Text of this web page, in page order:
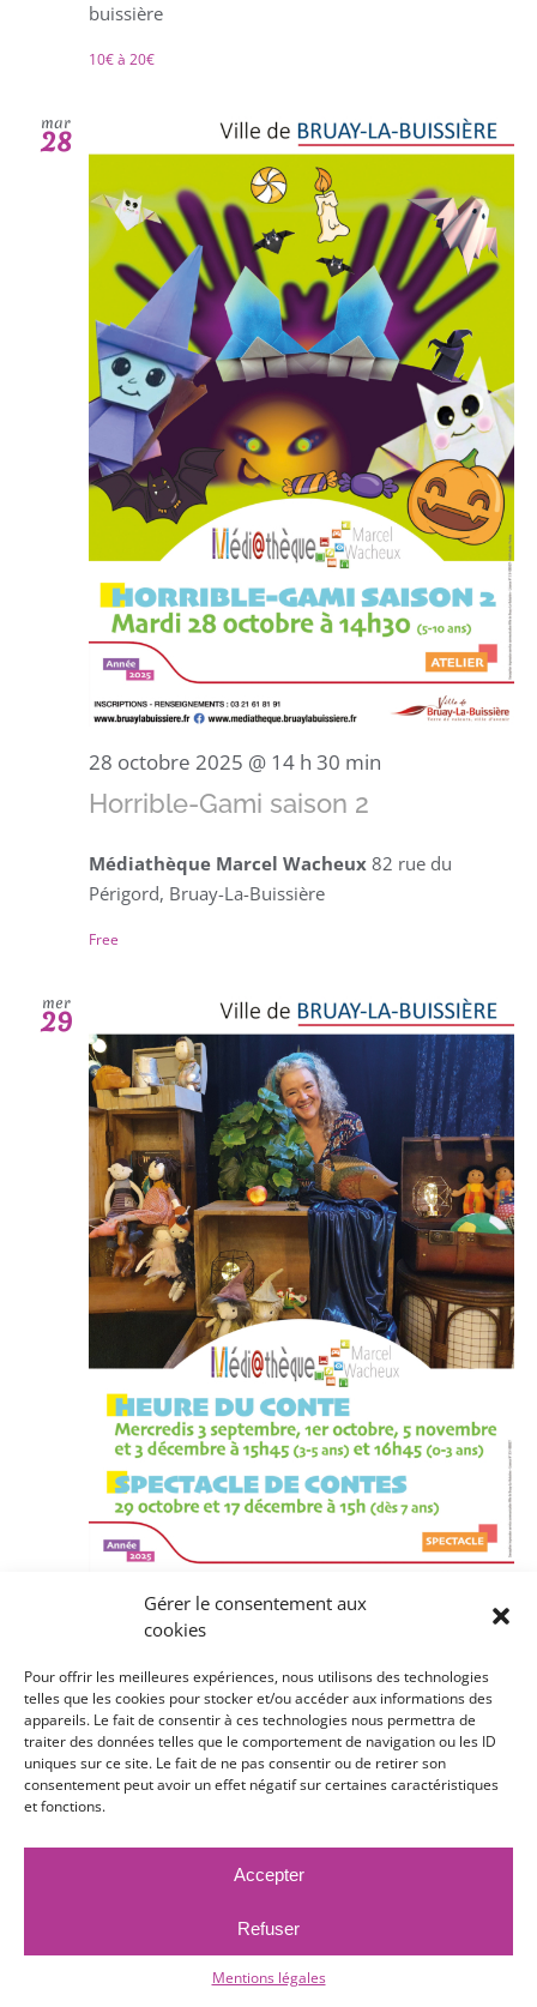
Gérer le consentement aux
cookies
Pour offrir les meilleures expériences, nous utilisons des technologies
telles que les cookies pour stocker et/ou accéder aux informations des
appareils. Le fait de consentir à ces technologies nous permettra de
traiter des données telles que le comportement de navigation ou les ID
uniques sur ce site. Le fait de ne pas consentir ou de retirer son
consentement peut avoir un effet négatif sur certaines caractéristiques
et fonctions.
Accepter
Refuser
Mentions légales
buissière
10€ à 20€
mar
28
28 octobre 2025 @ 14 h 30 min
Horrible-Gami saison 2
Médiathèque Marcel Wacheux 82 rue du
Périgord, Bruay-La-Buissière
Free
mer
29
29 octobre 2025 @ 15 h 00 min
Spectacle de contes
Médiathèque Marcel Wacheux82 rue du
Périgord, Bruay-La-Buissière